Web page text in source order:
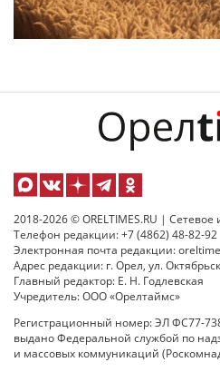
2018-2026 © ORELTIMES.RU |
Телефон редакции: +7 (4862) 48-82-92
Электронная почта редакции:
Адрес редакции: г. Орел, ул.
Главный редактор: Е. Н. Годлевская
Учредитель: ООО «Орелтаймс»
Регистрационный номер: ЭЛ ФС77-
выдано Федеральной службой по
и массовых коммуникаций